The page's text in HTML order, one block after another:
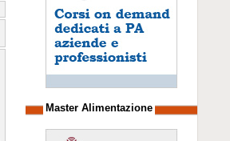
Master Alimentazione